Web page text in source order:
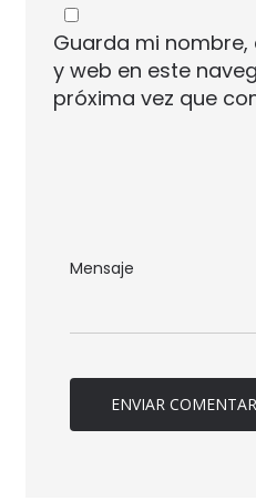
Guarda mi
y web en este
próxima vez que